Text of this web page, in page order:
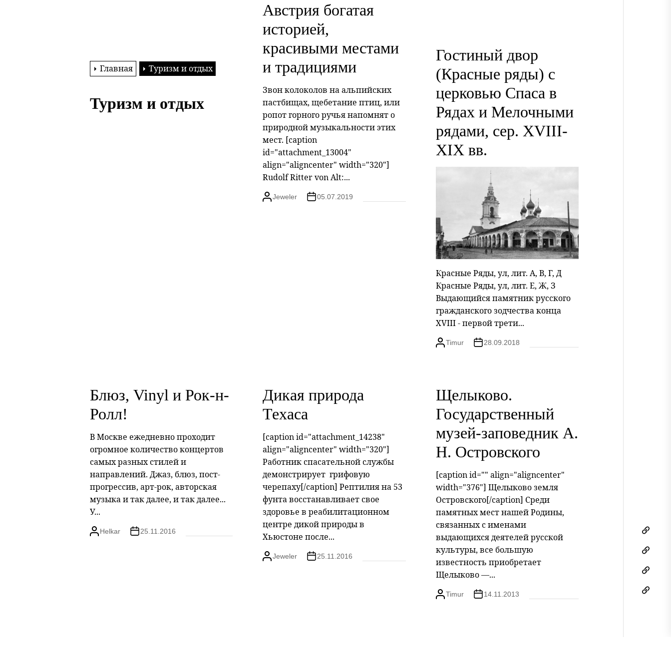
Главная Туризм и отдых
Туризм и отдых
Австрия богатая
историей,
красивыми местами
и традициями
Звон колоколов на альпийских
пастбищах, щебетание птиц, или
ропот горного ручья напомнят о
природной музыкальности этих
мест. [caption
id="attachment_13004"
align="aligncenter" width="320"]
Rudolf Ritter von Alt:...
Jeweler 05.07.2019
Гостиный двор
(Красные ряды) с
церковью Спаса в
Рядах и Мелочными
рядами, сер. XVIII-
XIX вв.
Красные Ряды, ул, лит. А, В, Г, Д
Красные Ряды, ул, лит. Е, Ж, З
Выдающийся памятник русского
гражданского зодчества конца
XVIII - первой трети...
Timur 28.09.2018
Блюз, Vinyl и Рок-н-
Ролл!
В Москве ежедневно проходит
огромное количество концертов
самых разных стилей и
направлений. Джаз, блюз, пост-
прогрессив, арт-рок, авторская
музыка и так далее, и так далее...
У...
Helkar 25.11.2016
Дикая природа
Техаса
[caption id="attachment_14238"
align="aligncenter" width="320"]
Работник спасательной службы
демонстрирует грифовую
черепаху[/caption] Рептилия на 53
фунта восстанавливает свое
здоровье в реабилитационном
центре дикой природы в
Хьюстоне после...
Jeweler 25.11.2016
Щелыково.
Государственный
музей-заповедник А.
Н. Островского
[caption id="" align="aligncenter"
width="376"] Щелыково земля
Островского[/caption] Среди
памятных мест нашей Родины,
связанных с именами
выдающихся деятелей русской
культуры, все большую
известность приобретает
Щелыково —...
Timur 14.11.2013